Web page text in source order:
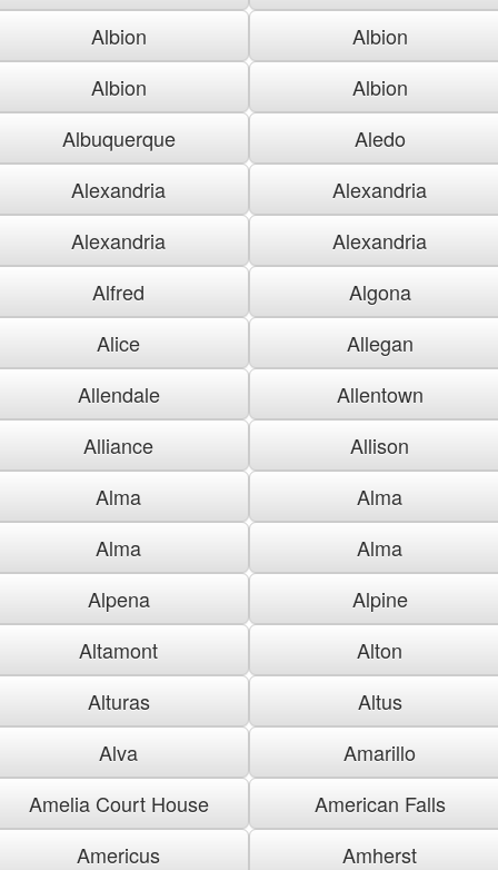
Albion
Albion
Albion
Albion
Albuquerque
Aledo
Alexandria
Alexandria
Alexandria
Alexandria
Alfred
Algona
Alice
Allegan
Allendale
Allentown
Alliance
Allison
Alma
Alma
Alma
Alma
Alpena
Alpine
Altamont
Alton
Alturas
Altus
Alva
Amarillo
Amelia Court House
American Falls
Americus
Amherst